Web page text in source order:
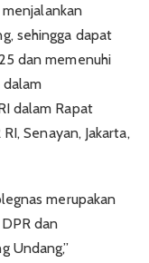
sehingga dapat
dan memenuhi
dalam
dalam Rapat
Senayan, Jakarta,
merupakan
dan
Undang,”